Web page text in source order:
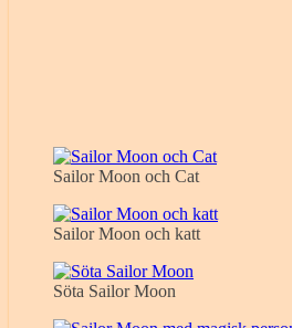
Sailor Moon och Cat
Sailor Moon och katt
Söta Sailor Moon